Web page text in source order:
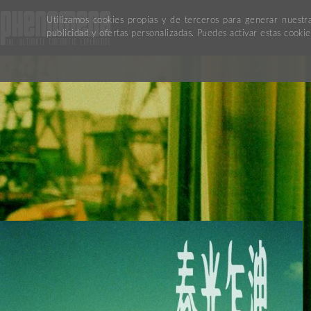
Utilizamos cookies propias y de terceros para generar
publicidad y ofertas personalizadas. Puedes activar estas